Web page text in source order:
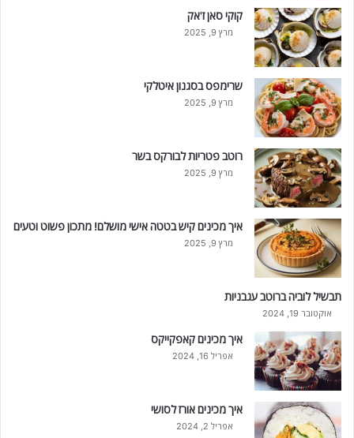
קוקי סאן ז'אק
מרץ 9, 2025
שרימפס בסגנון איטלקי
מרץ 9, 2025
רוטב פטריות לבורקס בשר
מרץ 9, 2025
איך מכינים קיש בטטה אישי מושלם! מתכון פשוט וטעים
מרץ 9, 2025
תבשיל לוביה ברוטב עגבניות
אוקטובר 19, 2024
איך מכינים קאפקייקס
אפריל 16, 2024
איך מכינים אורז לסושי
אפריל 2, 2024